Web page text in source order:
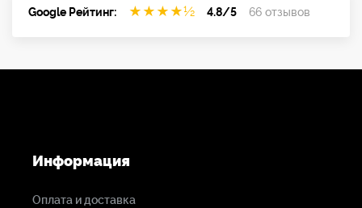
Google Рейтинг: ★ ★ ★ ★½ 4.8/5 66 отзывов
Информация
Оплата и доставка